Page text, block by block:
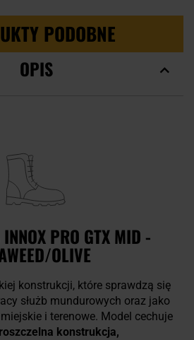
PODOBNE
OPIS
PRO GTX MID -
OLIVE
konstrukcji, które sprawdzą się
służb mundurowych oraz jako
i terenowe. Model cechuje
konstrukcja,